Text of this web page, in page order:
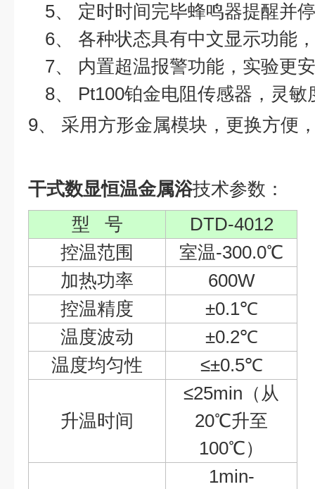
5、 定时时间完毕蜂鸣器提醒并
6、 各种状态具有中文显示功能
7、 内置超温报警功能，实验更
8、 Pt100铂金电阻传感器，灵敏
9、 采用方形金属模块，更换方便
干式数显恒温金属浴技术参数：
型
号
DTD-4012
控温范围
室温-300.0℃
加热功率
600W
控温精度
±0.1℃
温度波动
±0.2℃
温度均匀性
≤±0.5℃
升温时间
≤25min（ 从
20℃升至
100℃）
1min-